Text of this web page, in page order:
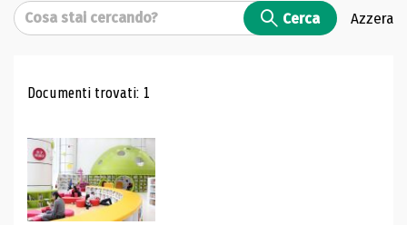
Cerca Cerca Azzera
Risultati di ricerca
Documenti trovati: 1